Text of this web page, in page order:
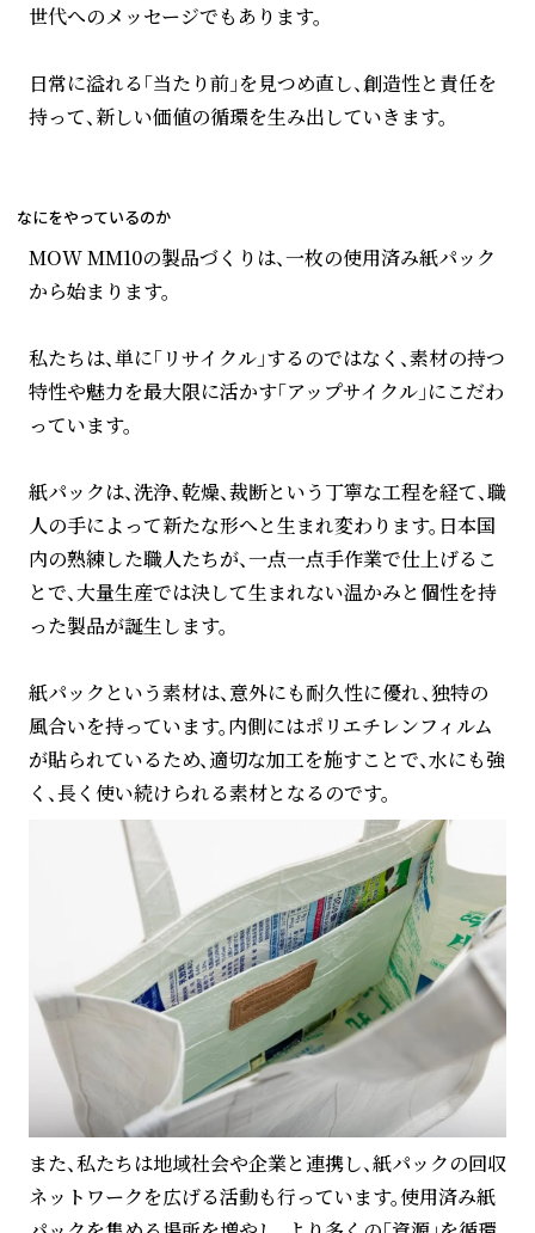
世代へのメッセージでもあります。
日常に溢れる「当たり前」を見つめ直し、創造性と責任を
持って、新しい価値の循環を生み出していきます。
なにをやっているのか
MOW MM10の製品づくりは、一枚の使用済み紙パック
から始まります。
私たちは、単に「リサイクル」するのではなく、素材の持つ
特性や魅力を最大限に活かす「アップサイクル」にこだわ
っています。
紙パックは、洗浄、乾燥、裁断という丁寧な工程を経て、職
人の手によって新たな形へと生まれ変わります。日本国
内の熟練した職人たちが、一点一点手作業で仕上げるこ
とで、大量生産では決して生まれない温かみと個性を持
った製品が誕生します。
紙パックという素材は、意外にも耐久性に優れ、独特の
風合いを持っています。内側にはポリエチレンフィルム
が貼られているため、適切な加工を施すことで、水にも強
く、長く使い続けられる素材となるのです。
また、私たちは地域社会や企業と連携し、紙パックの回収
ネットワークを広げる活動も行っています。使用済み紙